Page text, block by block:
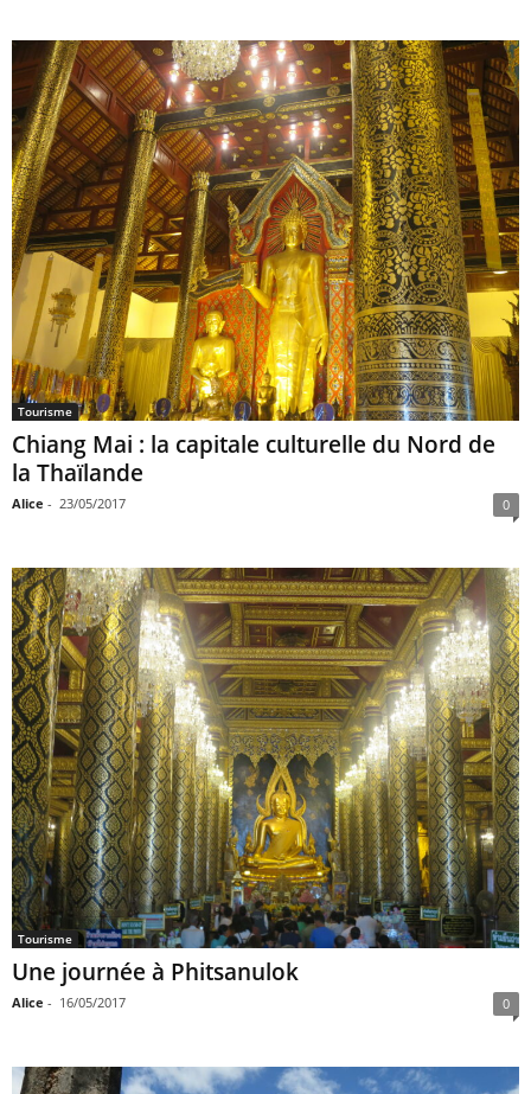
Tourisme
Chiang Mai : la capitale culturelle du Nord de
la Thaïlande
Alice - 23/05/2017 0
Tourisme
Une journée à Phitsanulok
Alice - 16/05/2017 0